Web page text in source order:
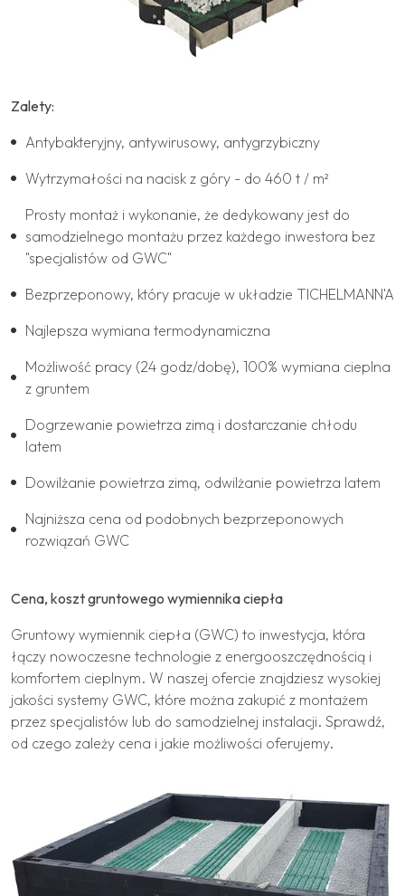
Zalety:
Antybakteryjny, antywirusowy, antygrzybiczny
Wytrzymałości na nacisk z góry - do 460 t / m²
Prosty montaż i wykonanie, że dedykowany jest do
samodzielnego montażu przez każdego inwestora bez
"specjalistów od GWC"
Bezprzeponowy, który pracuje w układzie TICHELMANN'A
Najlepsza wymiana termodynamiczna
Możliwość pracy (24 godz/dobę), 100% wymiana cieplna
z gruntem
Dogrzewanie powietrza zimą i dostarczanie chłodu
latem
Dowilżanie powietrza zimą, odwilżanie powietrza latem
Najniższa cena od podobnych bezprzeponowych
rozwiązań GWC
Cena, koszt gruntowego wymiennika ciepła
Gruntowy wymiennik ciepła (GWC) to inwestycja, która
łączy nowoczesne technologie z energooszczędnością i
komfortem cieplnym. W naszej ofercie znajdziesz wysokiej
jakości systemy GWC, które można zakupić z montażem
przez specjalistów lub do samodzielnej instalacji. Sprawdź,
od czego zależy cena i jakie możliwości oferujemy.